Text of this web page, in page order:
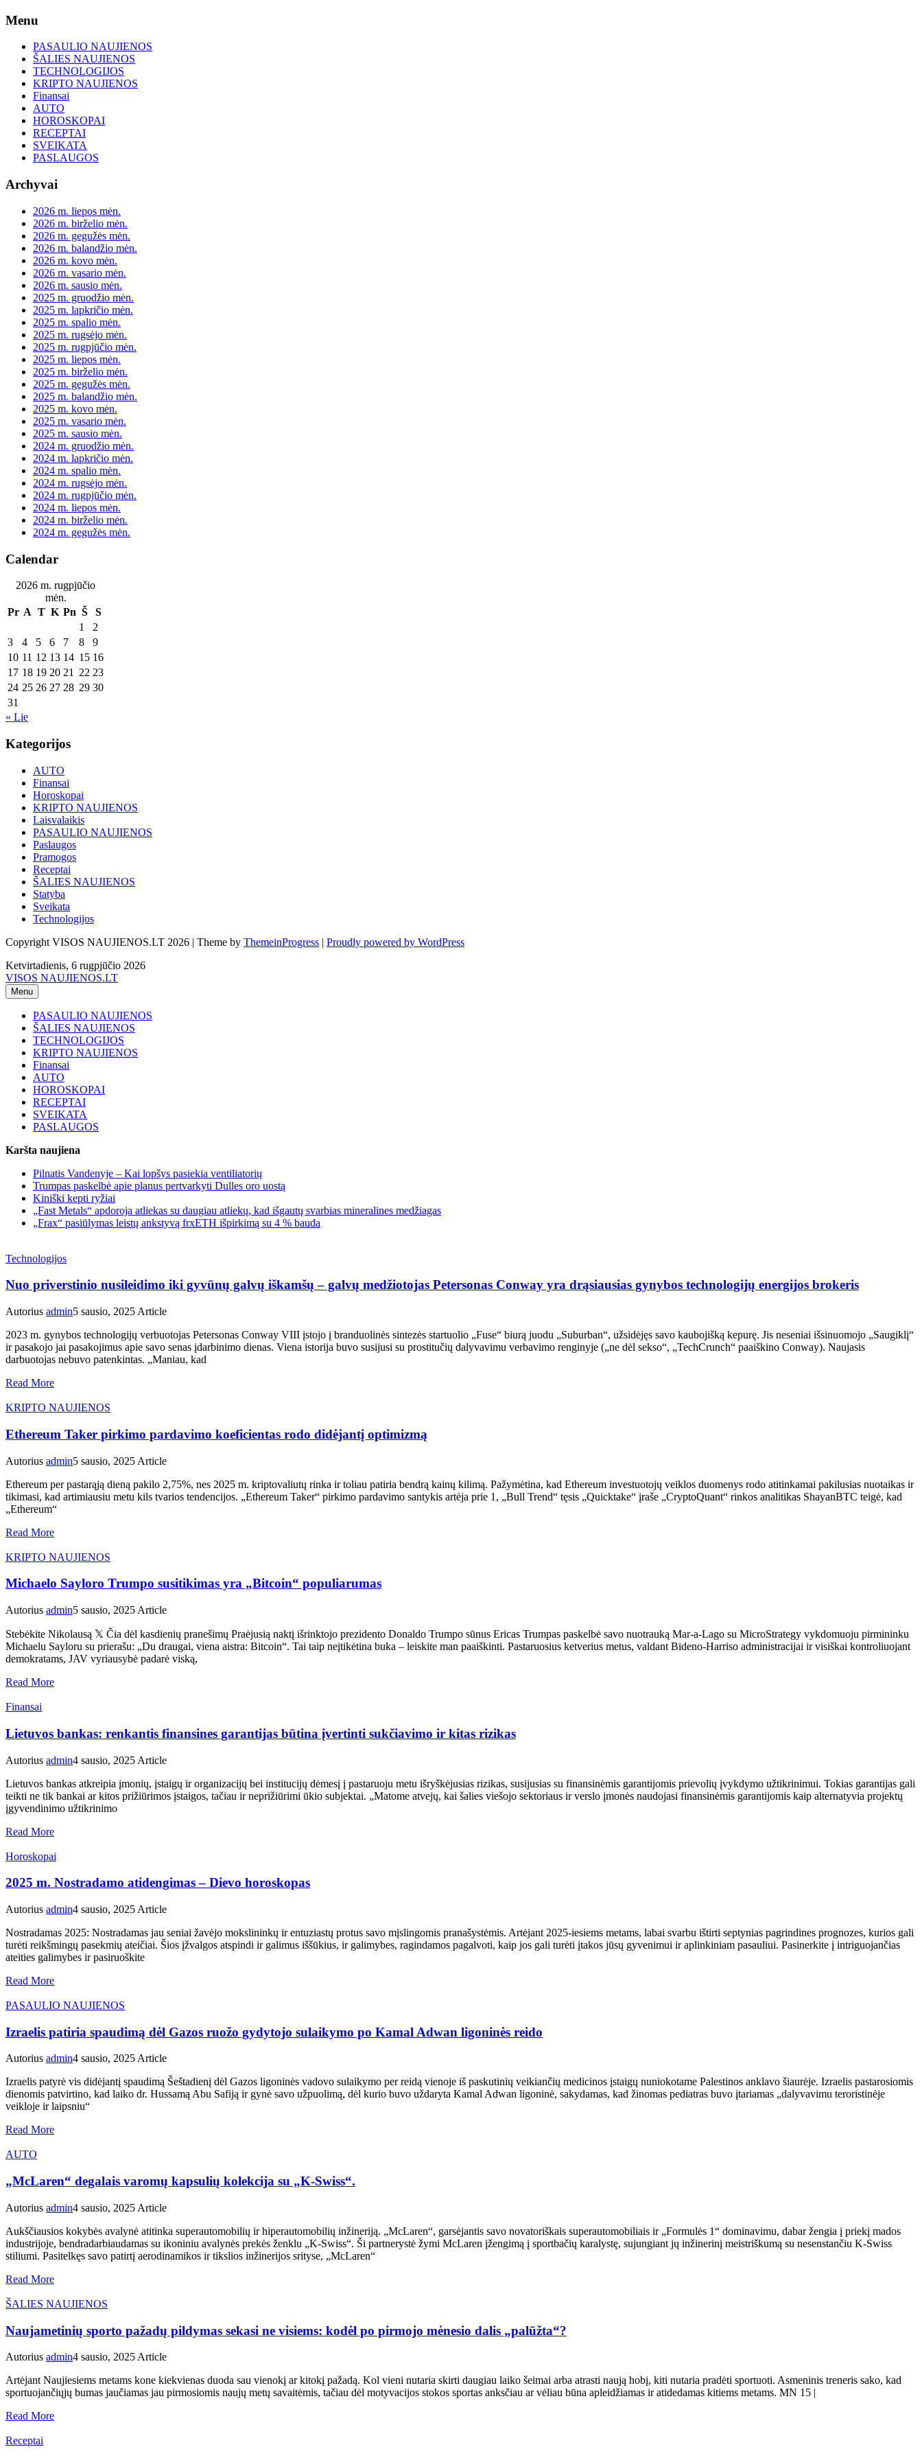
Skip
content
Menu
PASAULIO NAUJIENOS
ŠALIES NAUJIENOS
TECHNOLOGIJOS
KRIPTO NAUJIENOS
Finansai
AUTO
HOROSKOPAI
RECEPTAI
SVEIKATA
PASLAUGOS
Archyvai
2026 m. liepos mėn.
2026 m. birželio mėn.
2026 m. gegužės mėn.
2026 m. balandžio mėn.
2026 m. kovo mėn.
2026 m. vasario mėn.
2026 m. sausio mėn.
2025 m. gruodžio mėn.
2025 m. lapkričio mėn.
2025 m. spalio mėn.
2025 m. rugsėjo mėn.
2025 m. rugpjūčio mėn.
2025 m. liepos mėn.
2025 m. birželio mėn.
2025 m. gegužės mėn.
2025 m. balandžio mėn.
2025 m. kovo mėn.
2025 m. vasario mėn.
2025 m. sausio mėn.
2024 m. gruodžio mėn.
2024 m. lapkričio mėn.
2024 m. spalio mėn.
2024 m. rugsėjo mėn.
2024 m. rugpjūčio mėn.
2024 m. liepos mėn.
2024 m. birželio mėn.
2024 m. gegužės mėn.
Calendar
2026 m. rugpjūčio
mėn.
Pr A T K Pn Š
S
1
2
3
4 5 6 7 8
9
10 11 12 13 14 15 16
17 18 19 20 21 22 23
24 25 26 27 28 29 30
31
« Lie
Kategorijos
AUTO
Finansai
Horoskopai
KRIPTO NAUJIENOS
Laisvalaikis
PASAULIO NAUJIENOS
Paslaugos
Pramogos
Receptai
ŠALIES NAUJIENOS
Statyba
Sveikata
Technologijos
Copyright VISOS NAUJIENOS.LT 2026 | Theme by ThemeinProgress | Proudly powered by WordPress
Ketvirtadienis, 6 rugpjūčio 2026
VISOS NAUJIENOS.LT
Menu
PASAULIO NAUJIENOS
ŠALIES NAUJIENOS
TECHNOLOGIJOS
KRIPTO NAUJIENOS
Finansai
AUTO
HOROSKOPAI
RECEPTAI
SVEIKATA
PASLAUGOS
Karšta naujiena
Pilnatis Vandenyje – Kai lopšys pasiekia ventiliatorių
Trumpas paskelbė apie planus pertvarkyti Dulles oro uostą
Kiniški kepti ryžiai
„Fast Metals“ apdoroja atliekas su daugiau atliekų, kad išgautų svarbias mineralines medžiagas
„Frax“ pasiūlymas leistų ankstyvą frxETH išpirkimą su 4 % bauda
Technologijos
Nuo priverstinio nusileidimo iki gyvūnų galvų iškamšų – galvų medžiotojas Petersonas Conway yra drąsiausias gynybos technologijų energijos brokeris
Autorius admin5 sausio, 2025 Article
2023 m. gynybos technologijų verbuotojas Petersonas Conway VIII įstojo į branduolinės sintezės startuolio „Fuse“ biurą juodu „Suburban“, užsidėjęs savo kaubojišką kepurę. Jis neseniai išsinuomojo „Saugiklį“
ir pasakojo jai pasakojimus apie savo senas įdarbinimo dienas. Viena istorija buvo susijusi su prostitučių dalyvavimu verbavimo renginyje („ne dėl sekso“, „TechCrunch“ paaiškino Conway). Naujasis
darbuotojas nebuvo patenkintas. „Maniau, kad
Read More
KRIPTO NAUJIENOS
Ethereum Taker pirkimo pardavimo koeficientas rodo didėjantį optimizmą
Autorius admin5 sausio, 2025 Article
Ethereum per pastarąją dieną pakilo 2,75%, nes 2025 m. kriptovaliutų rinka ir toliau patiria bendrą kainų kilimą. Pažymėtina, kad Ethereum investuotojų veiklos duomenys rodo atitinkamai pakilusias nuotaikas ir
tikimasi, kad artimiausiu metu kils tvarios tendencijos. „Ethereum Taker“ pirkimo pardavimo santykis artėja prie 1, „Bull Trend“ tęsis „Quicktake“ įraše „CryptoQuant“ rinkos analitikas ShayanBTC teigė, kad
„Ethereum“
Read More
KRIPTO NAUJIENOS
Michaelo Sayloro Trumpo susitikimas yra „Bitcoin“ populiarumas
Autorius admin5 sausio, 2025 Article
Stebėkite Nikolausą 𝕏 Čia dėl kasdienių pranešimų Praėjusią naktį išrinktojo prezidento Donaldo Trumpo sūnus Ericas Trumpas paskelbė savo nuotrauką Mar-a-Lago su MicroStrategy vykdomuoju pirmininku
Michaelu Sayloru su prierašu: „Du draugai, viena aistra: Bitcoin“. Tai taip neįtikėtina buka – leiskite man paaiškinti. Pastaruosius ketverius metus, valdant Bideno-Harriso administracijai ir visiškai kontroliuojant
demokratams, JAV vyriausybė padarė viską,
Read More
Finansai
Lietuvos bankas: renkantis finansines garantijas būtina įvertinti sukčiavimo ir kitas rizikas
Autorius admin4 sausio, 2025 Article
Lietuvos bankas atkreipia įmonių, įstaigų ir organizacijų bei institucijų dėmesį į pastaruoju metu išryškėjusias rizikas, susijusias su finansinėmis garantijomis prievolių įvykdymo užtikrinimui. Tokias garantijas gali
teikti ne tik bankai ar kitos prižiūrimos įstaigos, tačiau ir neprižiūrimi ūkio subjektai. „Matome atvejų, kai šalies viešojo sektoriaus ir verslo įmonės naudojasi finansinėmis garantijomis kaip alternatyvia projektų
įgyvendinimo užtikrinimo
Read More
Horoskopai
2025 m. Nostradamo atidengimas – Dievo horoskopas
Autorius admin4 sausio, 2025 Article
Nostradamas 2025: Nostradamas jau seniai žavėjo mokslininkų ir entuziastų protus savo mįslingomis pranašystėmis. Artėjant 2025-iesiems metams, labai svarbu ištirti septynias pagrindines prognozes, kurios gali
turėti reikšmingų pasekmių ateičiai. Šios įžvalgos atspindi ir galimus iššūkius, ir galimybes, ragindamos pagalvoti, kaip jos gali turėti įtakos jūsų gyvenimui ir aplinkiniam pasauliui. Pasinerkite į intriguojančias
ateities galimybes ir pasiruoškite
Read More
PASAULIO NAUJIENOS
Izraelis patiria spaudimą dėl Gazos ruožo gydytojo sulaikymo po Kamal Adwan ligoninės reido
Autorius admin4 sausio, 2025 Article
Izraelis patyrė vis didėjantį spaudimą Šeštadienį dėl Gazos ligoninės vadovo sulaikymo per reidą vienoje iš paskutinių veikiančių medicinos įstaigų nuniokotame Palestinos anklavo šiaurėje. Izraelis pastarosiomis
dienomis patvirtino, kad laiko dr. Hussamą Abu Safiją ir gynė savo užpuolimą, dėl kurio buvo uždaryta Kamal Adwan ligoninė, sakydamas, kad žinomas pediatras buvo įtariamas „dalyvavimu teroristinėje
veikloje ir laipsniu“
Read More
AUTO
„McLaren“ degalais varomų kapsulių kolekcija su „K-Swiss“.
Autorius admin4 sausio, 2025 Article
Aukščiausios kokybės avalynė atitinka superautomobilių ir hiperautomobilių inžineriją. „McLaren“, garsėjantis savo novatoriškais superautomobiliais ir „Formulės 1“ dominavimu, dabar žengia į priekį mados
industrijoje, bendradarbiaudamas su ikoniniu avalynės prekės ženklu „K-Swiss“. Ši partnerystė žymi McLaren įžengimą į sportbačių karalystę, sujungiant jų inžinerinį meistriškumą su nesenstančiu K-Swiss
stiliumi. Pasitelkęs savo patirtį aerodinamikos ir tikslios inžinerijos srityse, „McLaren“
Read More
ŠALIES NAUJIENOS
Naujametinių sporto pažadų pildymas sekasi ne visiems: kodėl po pirmojo mėnesio dalis „palūžta“?
Autorius admin4 sausio, 2025 Article
Artėjant Naujiesiems metams kone kiekvienas duoda sau vienokį ar kitokį pažadą. Kol vieni nutaria skirti daugiau laiko šeimai arba atrasti naują hobį, kiti nutaria pradėti sportuoti. Asmeninis treneris sako, kad
sportuojančiųjų bumas jaučiamas jau pirmosiomis naujų metų savaitėmis, tačiau dėl motyvacijos stokos sportas anksčiau ar vėliau būna apleidžiamas ir atidedamas kitiems metams. MN 15 |
Read More
Receptai